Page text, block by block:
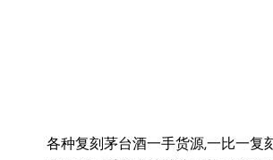
各种复刻茅台酒一手货源,一比一复